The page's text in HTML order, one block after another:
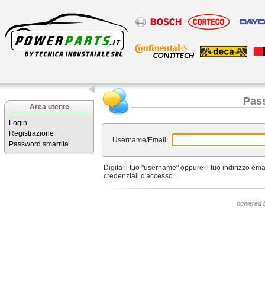
Area utente
Login
Registrazione
Password smarrita
Username/Email:
Digita il tuo "username" oppure il tuo indirizzo
credenziali d'accesso...
powered